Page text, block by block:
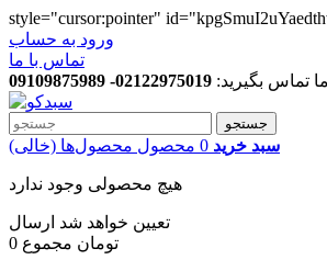
style="cursor:pointer"
ورود به حساب
تماس با ما
تماس بگیرید: 02122975019- 09109875989
جستجو
سبد خرید 0 محصول محصول‌ها (خالی)
هیچ محصولی وجود ندارد
تعیین خواهد شد ارسال
0 تومان مجموع